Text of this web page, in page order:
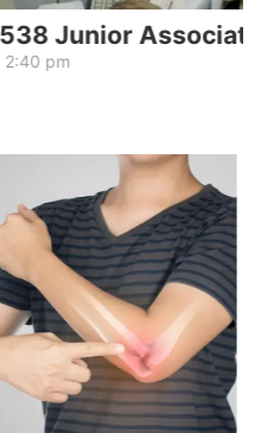
Associate Posts